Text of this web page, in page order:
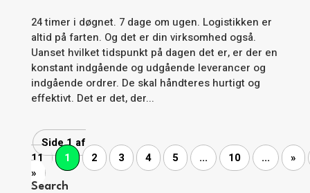
24 timer i døgnet. 7 dage om ugen. Logistikken er
altid på farten. Og det er din virksomhed også.
Uanset hvilket tidspunkt på dagen det er, er der en
konstant indgående og udgående leverancer og
indgående ordrer. De skal håndteres hurtigt og
effektivt. Det er det, der...
Side 1 af
11
1 2 3 4 5 ... 10 ...
»
»
Search